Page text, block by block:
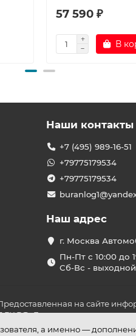
57 590 ₽
В
а именно —
Наши контакты
+7 (495) 989-16-51
+79775179534
+79775179534
Наш адрес
г. Москва
Пн-Пт с 10:00 до
Сб-Вс - выходной
на сайте
До оплаты товара